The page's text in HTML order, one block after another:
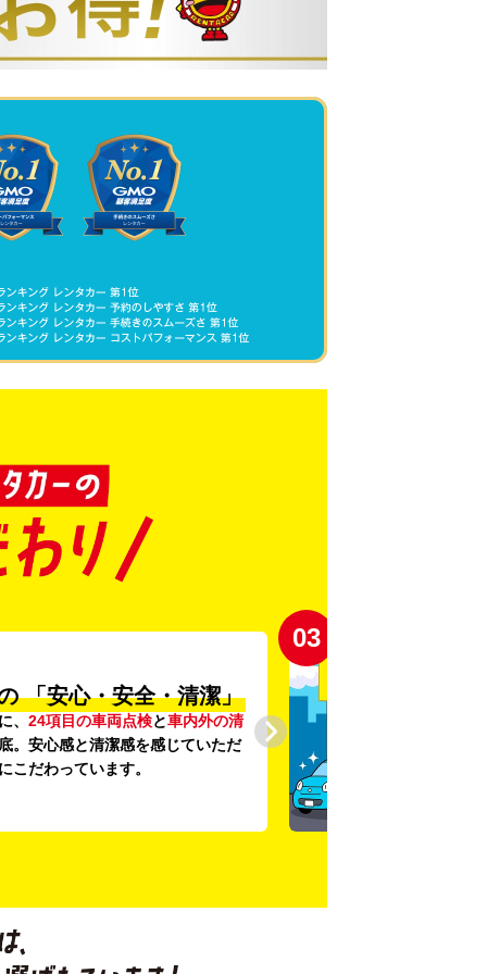
「安心・安全・清潔」
、 24項目の車両点検と車内外の清
。安心感と清潔感を感じていただ
こだわっています。
03